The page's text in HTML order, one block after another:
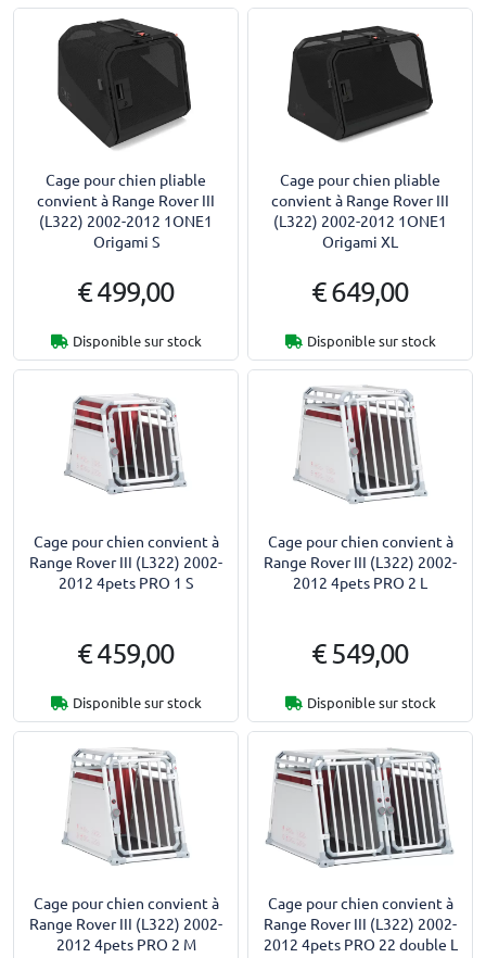
Cage pour chien pliable
convient à Range Rover III
(L322) 2002-2012 1ONE1
Origami S
€ 499,00
Disponible sur stock
Cage pour chien pliable
convient à Range Rover III
(L322) 2002-2012 1ONE1
Origami XL
€ 649,00
Disponible sur stock
Cage pour chien convient à
Range Rover III (L322) 2002-
2012 4pets PRO 1 S
€ 459,00
Disponible sur stock
Cage pour chien convient à
Range Rover III (L322) 2002-
2012 4pets PRO 2 L
€ 549,00
Disponible sur stock
Cage pour chien convient à
Range Rover III (L322) 2002-
2012 4pets PRO 2 M
Cage pour chien convient à
Range Rover III (L322) 2002-
2012 4pets PRO 22 double L